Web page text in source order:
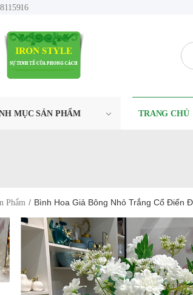
MỤC SẢN PHẨM TRANG CHỦ
Phẩm Bình Hoa Giả Bông Nhỏ Trắng Cổ Điển